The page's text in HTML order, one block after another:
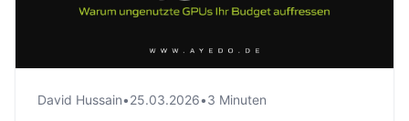
David Hussain•25.03.2026•3 Minuten